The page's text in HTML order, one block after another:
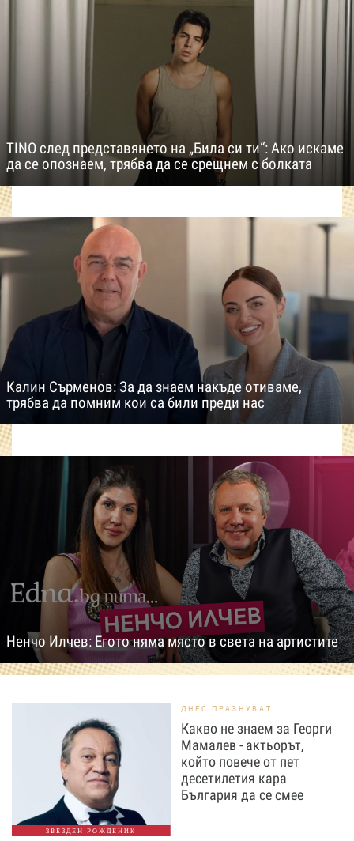
TINO след представянето на „Била си ти“: Ако искаме
да се опознаем, трябва да се срещнем с болката
Калин Сърменов: За да знаем накъде отиваме,
трябва да помним кои са били преди нас
Ненчо Илчев: Егото няма място в света на артистите
ЗВЕЗДЕН РОЖДЕНИК
ДНЕС ПРАЗНУВАТ
Какво не знаем за Георги
Мамалев - актьорът,
който повече от пет
десетилетия кара
България да се смее